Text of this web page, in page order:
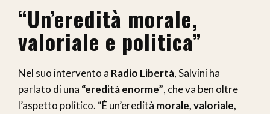
“Un’eredità morale,
valoriale e politica”
Nel suo intervento a Radio Libertà, Salvini ha
parlato di una “eredità enorme”, che va ben oltre
l’aspetto politico. “È un’eredità morale, valoriale,